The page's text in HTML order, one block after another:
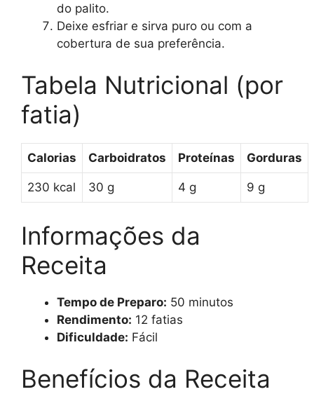
do palito.
Deixe esfriar e sirva puro ou com a
cobertura de sua preferência.
Tabela Nutricional (por
fatia)
Calorias Carboidratos Proteínas Gorduras
230 kcal 30 g 4 g 9 g
Informações da
Receita
Tempo de Preparo: 50 minutos
Rendimento: 12 fatias
Dificuldade: Fácil
Benefícios da Receita